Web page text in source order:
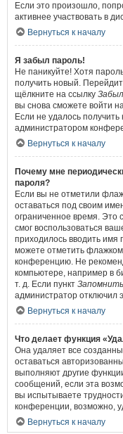
Если это произошло,
активнее участвовать в
Вернуться к началу
Я забыл пароль!
Не паникуйте! Хотя
получить новый.
щёлкните на ссылку
вы снова сможете войти
Если не удалось
администратором
Вернуться к началу
Почему мне
пароля?
Если вы не отметили
оставаться под своим
ограниченное время. Это
смог воспользоваться
приходилось вводить имя
можете отметить флажком
конференцию. Не
компьютере, например в
т. д. Если пункт
администратор отключил
Вернуться к началу
Что делает функция
Она удаляет все
оставаться
выполняют другие
сообщений, если эта
вы испытываете
конференции, возможно,
Вернуться к началу